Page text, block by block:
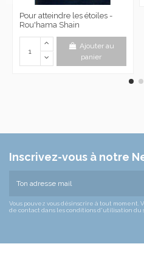
Pour atteindre les étoiles -
Rou'hama Shain
Ajouter au
panier
Inscrivez-vous à notre
Vous pouvez vous désinscrire à tout moment.
de contact dans les conditions d'utilisation du